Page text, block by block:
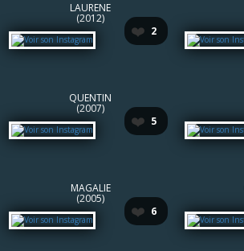
LAURENE
(2012)
❤️ 2
QUENTIN
(2007)
❤️ 5
MAGALIE
(2005)
❤️ 6